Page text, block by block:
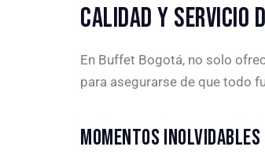
CALIDAD Y SERVICIO
En Buffet Bogotá, no solo
para asegurarse de que todo
MOMENTOS INOLVIDABLES